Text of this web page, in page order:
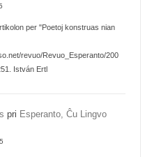
per "Poetoj konstruas nian
revuo/Revuo_Esperanto/200
István Ertl
pri Esperanto, Ĉu Lingvo